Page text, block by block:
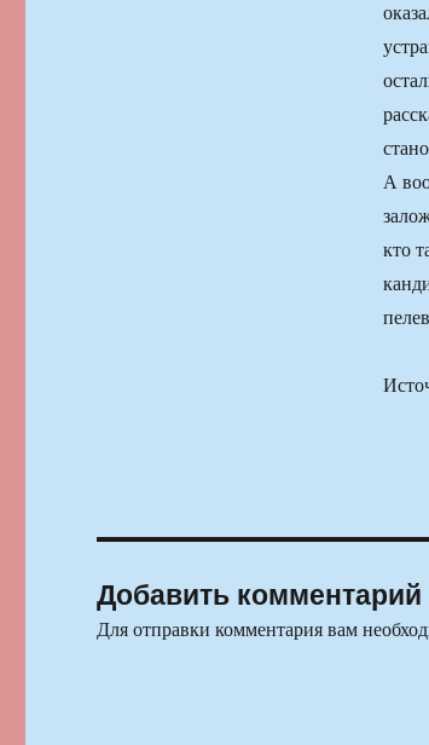
А
кто
Добавить комментарий
Для отправки комментария вам